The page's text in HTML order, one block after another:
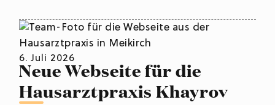
6. Juli 2026
Neue Webseite für die
Hausarztpraxis Khayrov